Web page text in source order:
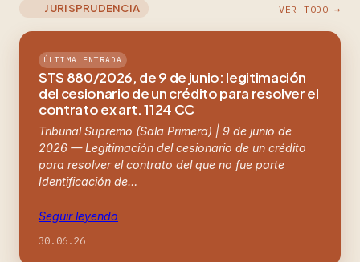
JURISPRUDENCIA VER TODO →
ÚLTIMA ENTRADA
STS 880/2026, de 9 de junio: legitimación
del cesionario de un crédito para resolver el
contrato ex art. 1124 CC
Tribunal Supremo (Sala Primera) | 9 de junio de
2026 — Legitimación del cesionario de un crédito
para resolver el contrato del que no fue parte
Identificación de…
Seguir leyendo
30.06.26